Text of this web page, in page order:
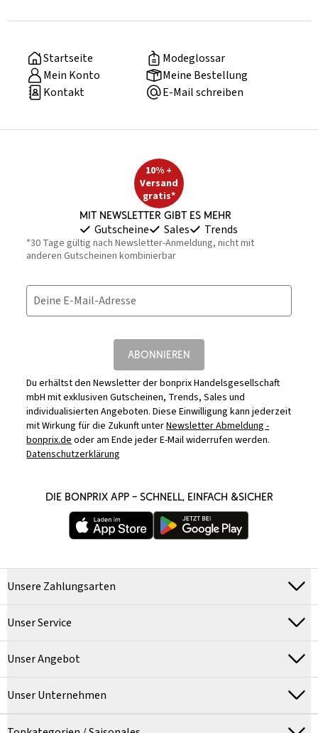
Startseite
Modeglossar
Mein Konto
Meine Bestellung
Kontakt
E-Mail schreiben
10% +
Versand
gratis*
Mit Newsletter gibt es mehr
Gutscheine Sales Trends
*30 Tage gültig nach Newsletter-Anmeldung, nicht mit
anderen Gutscheinen kombinierbar
Deine E-Mail-Adresse
ABONNIEREN
Du erhältst den Newsletter der bonprix Handelsgesellschaft
mbH mit exklusiven Gutscheinen, Trends, Sales und
individualisierten Angeboten. Diese Einwilligung kann jederzeit
mit Wirkung für die Zukunft unterNewsletter Abmeldung -
bonprix.deoder am Ende jeder E-Mail widerrufen werden.
Datenschutzerklärung
DIE BONPRIX APP – SCHNELL, EINFACH &SICHER
Unsere Zahlungsarten
Unser Service
Unser Angebot
Unser Unternehmen